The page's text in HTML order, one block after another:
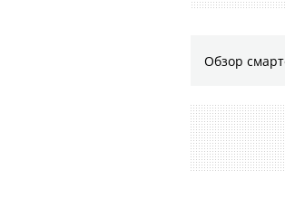
Обзор